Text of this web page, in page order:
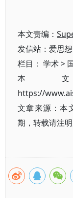
本文责编：
发信站：爱思
栏目： 学术>
本
https://
文章来源：本
期，转载请注